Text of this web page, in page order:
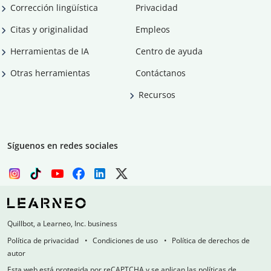
Corrección lingüística
Citas y originalidad
Herramientas de IA
Otras herramientas
Privacidad
Empleos
Centro de ayuda
Contáctanos
Recursos
Síguenos en redes sociales
Quillbot, a Learneo, Inc. business
Política de privacidad
Condiciones de uso
Política de derechos de
autor